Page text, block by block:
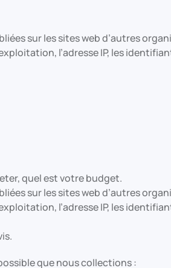
sur les sites web d’autres
l’adresse IP, les
quel est votre budget.
sur les sites web d’autres
l’adresse IP, les
que nous collections :